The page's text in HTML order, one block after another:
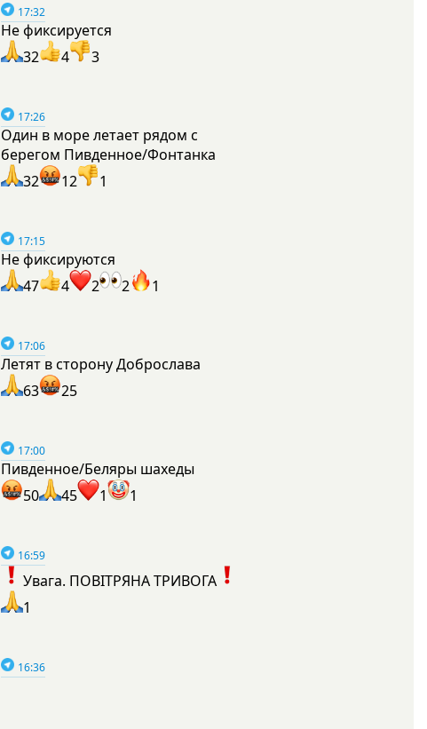
17:32
Не фиксируется
32
4 3
17:26
Один в море летает рядом с
берегом Пивденное/Фонтанка
32
12 1
17:15
Не фиксируются
47
4 2 2 1
17:06
Летят в сторону Доброслава
63
25
17:00
Пивденное/Беляры шахеды
50
45 1 1
16:59
Увага. ПОВІТРЯНА ТРИВОГА
1
16:36